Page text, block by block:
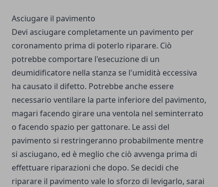
Asciugare il pavimento
Devi asciugare completamente un pavimento per
coronamento prima di poterlo riparare. Ciò
potrebbe comportare l'esecuzione di un
deumidificatore nella stanza se l'umidità eccessiva
ha causato il difetto. Potrebbe anche essere
necessario ventilare la parte inferiore del pavimento,
magari facendo girare una ventola nel seminterrato
o facendo spazio per gattonare. Le assi del
pavimento si restringeranno probabilmente mentre
si asciugano, ed è meglio che ciò avvenga prima di
effettuare riparazioni che dopo. Se decidi che
riparare il pavimento vale lo sforzo di levigarlo, sarai